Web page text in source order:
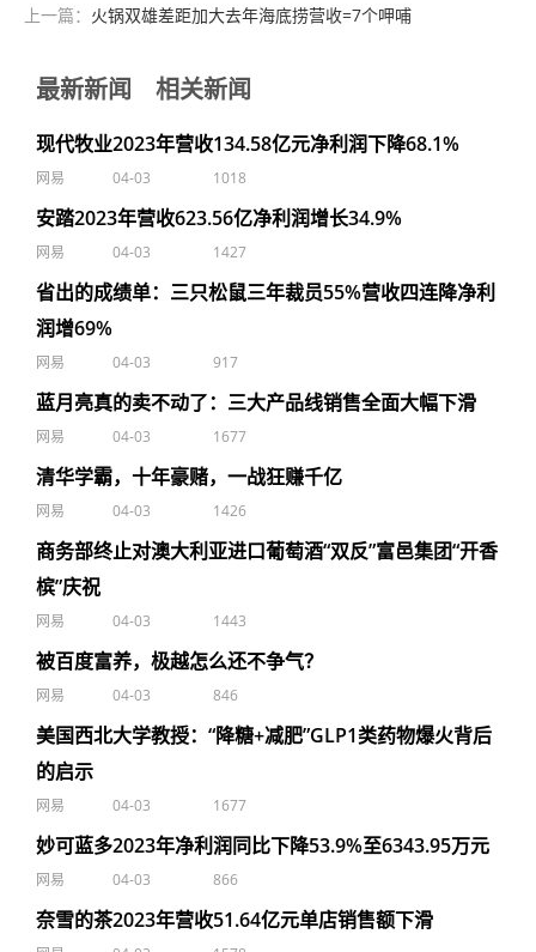
上一篇： 火锅双雄差距加大去年海底捞营收=7个呷哺
最新新闻 相关新闻
现代牧业2023年营收134.58亿元净利润下降68.1%
网易 04-03 1018
安踏2023年营收623.56亿净利润增长34.9%
网易 04-03 1427
省出的成绩单：三只松鼠三年裁员55%营收四连降净利
润增69%
网易 04-03 917
蓝月亮真的卖不动了：三大产品线销售全面大幅下滑
网易 04-03 1677
清华学霸，十年豪赌，一战狂赚千亿
网易 04-03 1426
商务部终止对澳大利亚进口葡萄酒“双反”富邑集团“开香
槟”庆祝
网易 04-03 1443
被百度富养，极越怎么还不争气？
网易 04-03 846
美国西北大学教授：“降糖+减肥”GLP1类药物爆火背后
的启示
网易 04-03 1677
妙可蓝多2023年净利润同比下降53.9%至6343.95万元
网易 04-03 866
奈雪的茶2023年营收51.64亿元单店销售额下滑